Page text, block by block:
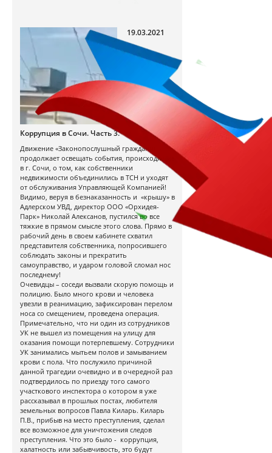
19.03.2021
Движение «Законопослушный гражданин»
продолжает освещать события, происходящие
в г. Сочи, о том, как собственники
недвижимости объединились в ТСН и уходят
от обслуживания Управляющей Компанией!
Видимо, веруя в безнаказанность и «крышу» в
Адлерском УВД, директор ООО «Орхидея-
Парк» Николай Алексанов, пустился во все
тяжкие в прямом смысле этого слова. Прямо в
рабочий день в своем кабинете схватил
представителя собственника, попросившего
соблюдать законы и прекратить
самоуправство, и ударом головой сломал нос
последнему!
Очевидцы – соседи вызвали скорую помощь и
полицию. Было много крови и человека
увезли в реанимацию, зафиксирован перелом
носа со смещением, проведена операция.
Примечательно, что ни один из сотрудников
УК не вышел из помещения на улицу для
оказания помощи потерпевшему. Сотрудники
УК занимались мытьем полов и замыванием
крови с пола. Что послужило причиной
данной трагедии очевидно и в очередной раз
подтвердилось по приезду того самого
участкового инспектора о котором я уже
рассказывал в прошлых постах, любителя
земельных вопросов Павла Киларь. Киларь
П.В., прибыв на место преступления, сделал
все возможное для уничтожения следов
преступления. Что это было - коррупция,
халатность или забывчивость, это будут
Коррупция в Сочи. Часть 3.